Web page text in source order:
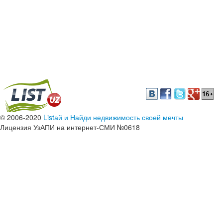
© 2006-2020 Listай и Найди недвижимость своей мечты
Лицензия УзАПИ на интернет-СМИ №0618